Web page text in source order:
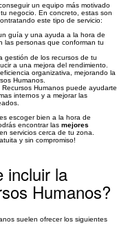
un equipo más motivado
negocio. En concreto, estas son
este tipo de servicio:
guía y una ayuda a la hora de
las personas que conforman tu
gestión de los recursos de tu
a una mejora del rendimiento.
organizativa, mejorando la
Humanos.
Humanos puede ayudarte
internos y a mejorar las
escoger bien a la hora de
encontrar las mejores
servicios cerca de tu zona.
y sin compromiso!
incluir la
Humanos?
suelen ofrecer los siguientes